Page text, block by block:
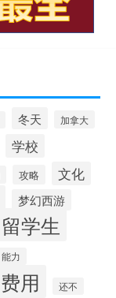
冬天 加拿大
学校
攻略 文化
梦幻西游
留学生
能力
费用 还不